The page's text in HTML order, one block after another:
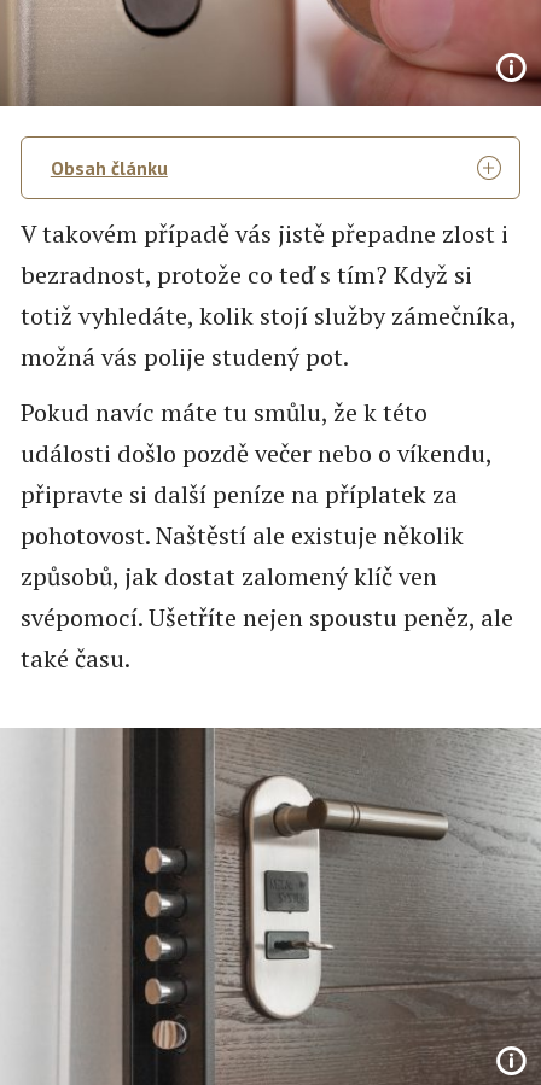
Obsah článku
V takovém případě vás jistě přepadne zlost i
bezradnost, protože co teď s tím? Když si
totiž vyhledáte, kolik stojí služby zámečníka,
možná vás polije studený pot.
Pokud navíc máte tu smůlu, že k této
události došlo pozdě večer nebo o víkendu,
připravte si další peníze na příplatek za
pohotovost. Naštěstí ale existuje několik
způsobů, jak dostat zalomený klíč ven
svépomocí. Ušetříte nejen spoustu peněz, ale
také času.